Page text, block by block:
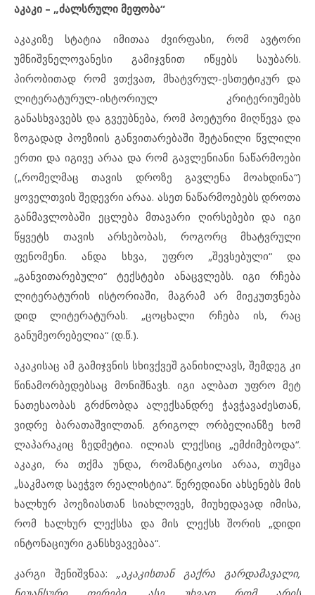
აკაკი – „ძალსრული მეფობა“
აკაკიზე სტატია იმითაა ძვირფასი, რომ ავტორი
უმნიშვნელოვანესი გამიჯვნით იწყებს საუბარს.
პირობითად რომ ვთქვათ, მხატვრულ-ესთეტიკურ და
ლიტერატურულ-ისტორიულ კრიტერიუმებს
განასხვავებს და გვეუბნება, რომ პოეტური მიღწევა და
ზოგადად პოეზიის განვითარებაში შეტანილი წვლილი
ერთი და იგივე არაა და რომ გავლენიანი ნაწარმოები
(„რომელმაც თავის დროზე გავლენა მოახდინა“)
ყოველთვის შედევრი არაა. ასეთ ნაწარმოებებს დროთა
განმავლობაში ეცლება მთავარი ღირსებები და იგი
წყვეტს თავის არსებობას, როგორც მხატვრული
ფენომენი. ანდა სხვა, უფრო „შევსებული“ და
„განვითარებული“ ტექსტები ანაცვლებს. იგი რჩება
ლიტერატურის ისტორიაში, მაგრამ არ მიეკუთვნება
დიდ ლიტერატურას. „ცოცხალი რჩება ის, რაც
განუმეორებელია“ (დ.წ.).
აკაკისაც ამ გამიჯვნის სხივქვეშ განიხილავს, შემდეგ კი
წინამორბედებსაც მონიშნავს. იგი ალბათ უფრო მეტ
ნათესაობას გრძნობდა ალექსანდრე ჭავჭავაძესთან,
ვიდრე ბარათაშვილთან. გრიგოლ ორბელიანზე ხომ
ლაპარაკიც ზედმეტია. ილიას ლექსიც „ემძიმებოდა“.
აკაკი, რა თქმა უნდა, რომანტიკოსი არაა, თუმცა
„საკმაოდ საეჭვო რეალისტია“. წერედიანი ახსენებს მის
ხალხურ პოეზიასთან სიახლოვეს, მიუხედავად იმისა,
რომ ხალხურ ლექსსა და მის ლექსს შორის „დიდი
ინტონაციური განსხვავებაა“.
კარგი შენიშვნაა: „აკაკისთან გაქრა გარდამავალი,